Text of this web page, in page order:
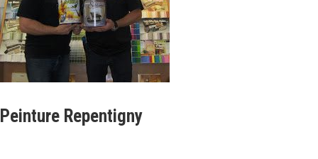
Peinture Repentigny